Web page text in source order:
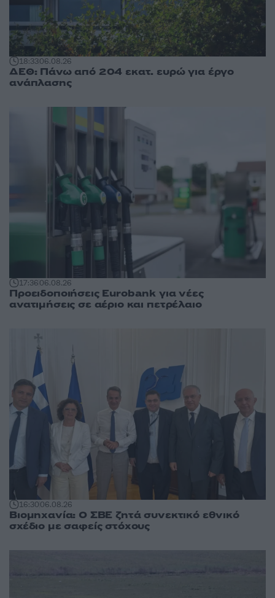
18:3306.08.26
ΔΕΘ: Πάνω από 204 εκατ. ευρώ για έργο
ανάπλασης
17:3606.08.26
Προειδοποιήσεις Eurobank για νέες
ανατιμήσεις σε αέριο και πετρέλαιο
16:3006.08.26
Βιομηχανία: Ο ΣΒΕ ζητά συνεκτικό εθνικό
σχέδιο με σαφείς στόχους